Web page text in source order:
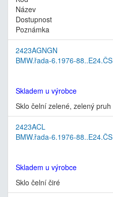
Název
Dostupnost
Poznámka
2423AGNGN
BMW.řada-6.1976-88..E24.ČS
Skladem u výrobce
Sklo čelní zelené, zelený pruh
2423ACL
BMW.řada-6.1976-88..E24.ČS
Skladem u výrobce
Sklo čelní čiré